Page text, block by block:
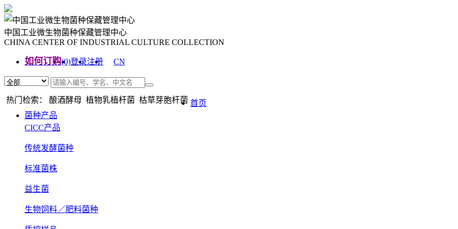
中国工业微生物菌种保藏管理中心
CHINA CENTER OF INDUSTRIAL CULTURE COLLECTION
如何订购(0)登录注册
CN
热门检索： 酿酒酵母 植物乳植杆菌 枯草芽胞杆菌 首页
菌种产品
CICC产品
传统发酵菌种
标准菌株
益生菌
生物饲料／肥料菌种